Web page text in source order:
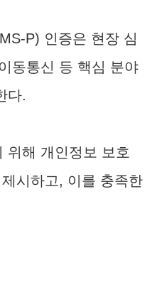
P) 인증은 현장 심
동통신 등 핵심 분야
다.
위해 개인정보 보호
시하고, 이를 충족한